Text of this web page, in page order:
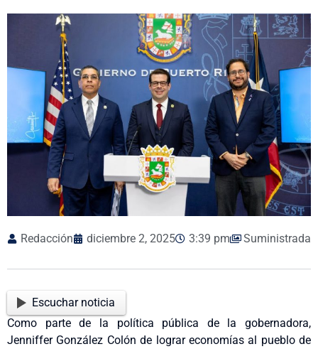
Redacción diciembre 2, 2025 3:39 pm Suministrada
Escuchar noticia
Como parte de la política pública de la gobernadora,
Jenniffer González Colón de lograr economías al pueblo de